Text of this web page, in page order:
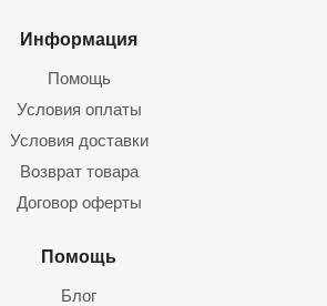
Информация
Помощь
Условия оплаты
Условия доставки
Возврат товара
Договор оферты
Помощь
Блог